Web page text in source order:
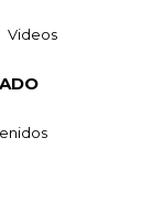
Videos